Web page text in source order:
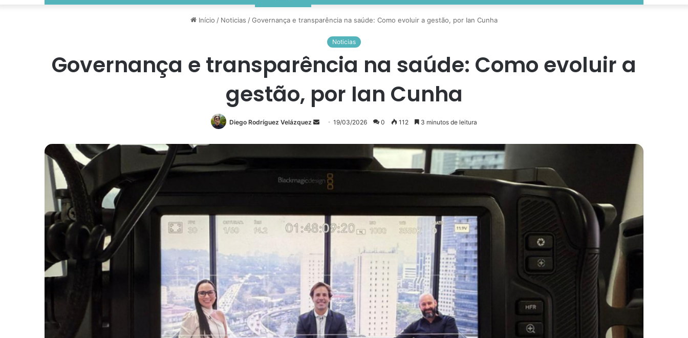
aleatório
Início / Noticias /Governança e transparência na saúde: Como evoluir a gestão, por Ian Cunha
Noticias
Governança e transparência na saúde: Como evoluir a
gestão, por Ian Cunha
Diego Rodríguez Velázquez
Mande
mail
19/03/2026 0 112 3 minutos de leitura